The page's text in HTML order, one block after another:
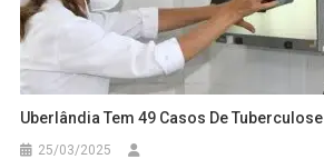
Uberlândia Tem 49 Casos De Tuberculose
25/03/2025